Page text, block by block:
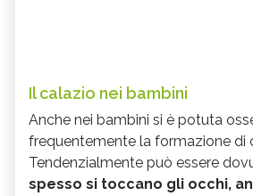
Il calazio nei bambini
Anche nei bambini si è potuta
frequentemente la formazione di
Tendenzialmente può essere
spesso si toccano gli occhi,